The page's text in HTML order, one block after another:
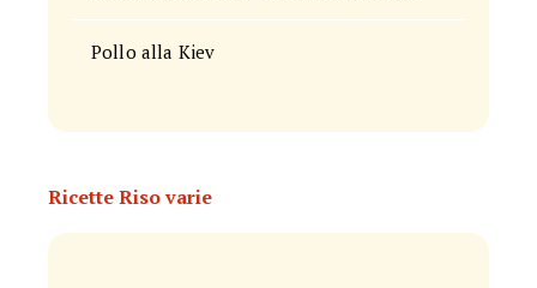
Pollo alla Kiev
Ricette Riso varie